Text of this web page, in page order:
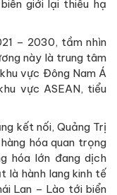
giới lại thiếu hạ
– 2030, tầm nhìn
này là trung tâm
vực Đông Nam Á
vực ASEAN, tiểu
kết nối, Quảng Trị
hóa quan trọng
hóa lớn đang dịch
là hành lang kinh tế
Lan – Lào tới biển